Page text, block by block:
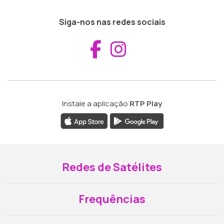
Siga-nos nas redes sociais
Aceder ao
Instale a aplicação RTP Play
Redes de Satélites
Frequências